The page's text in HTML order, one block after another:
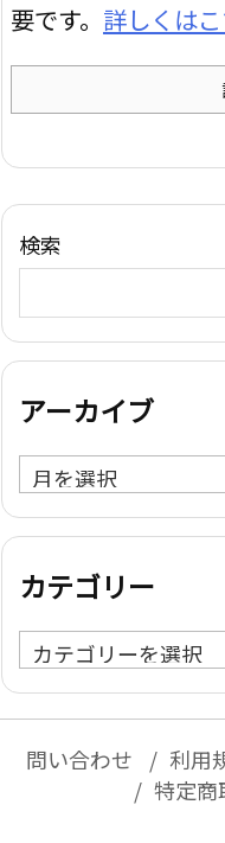
要です。 詳しくは
検索
アーカイブ
ア
ー
カ
ブ
カテゴリー
カ
テ
ー
問い合わせ 利用
特定商